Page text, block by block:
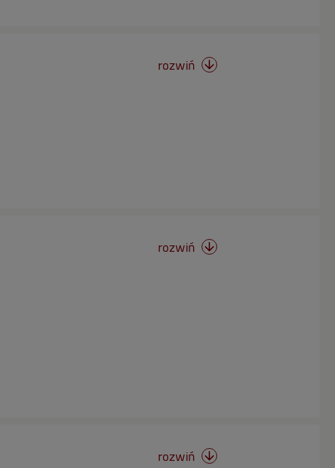
rozwiń 
rozwiń 
rozwiń 